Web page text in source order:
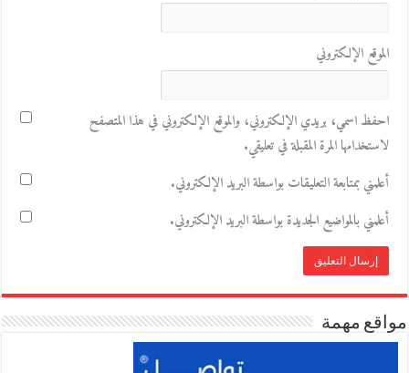
الموقع الإلكتروني
احفظ اسمي، بريدي الإلكتروني، والموقع الإلكتروني في هذا المتصفح
لاستخدامها المرة المقبلة في تعليقي.
أعلمني بمتابعة التعليقات بواسطة البريد الإلكتروني.
أعلمني بالمواضيع الجديدة بواسطة البريد الإلكتروني.
مواقع مهمة